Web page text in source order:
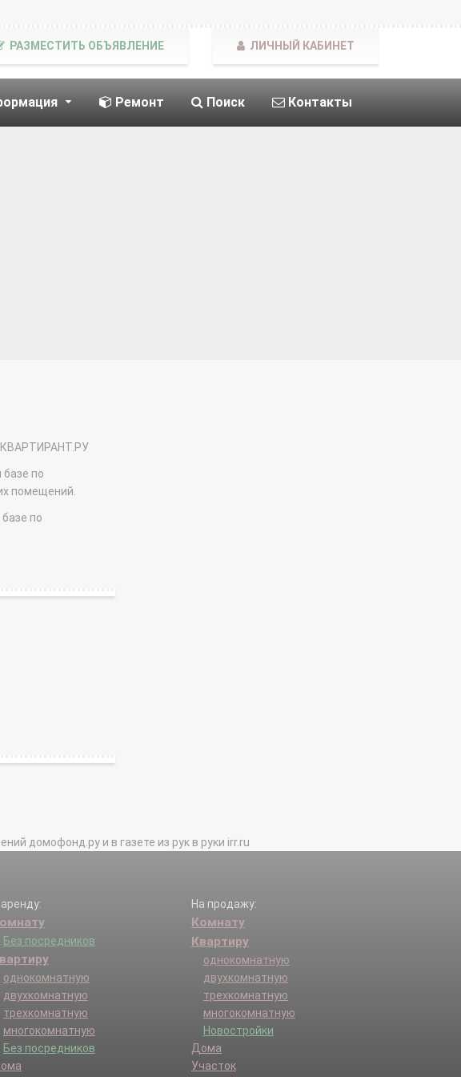
Ремонт Поиск Контакты
РАЗМЕСТИТЬ ОБЪЯВЛЕНИЕ ЛИЧНЫЙ КАБИНЕТ
КВАРТИРАНТ.РУ
по
помещений.
по
домофонд.ру и в газете из рук в руки irr.ru
Без посредников
однокомнатную
двухкомнатную
трехкомнатную
многокомнатную
Без посредников
На продажу:
Комнату
Квартиру
однокомнатную
двухкомнатную
трехкомнатную
многокомнатную
Новостройки
Дома
Участок